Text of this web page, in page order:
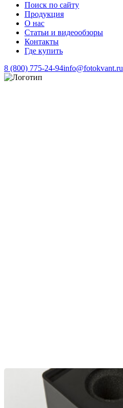
Поиск по сайту
Продукция
О нас
Статьи и видеообзоры
Контакты
Где купить
8 (800) 775-24-94info@fotokvant.ru